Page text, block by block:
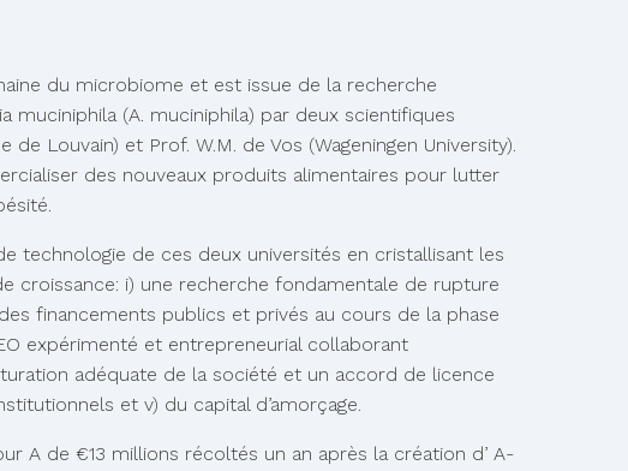
du microbiome et est issue de la recherche
muciniphila (A. muciniphila) par deux scientifiques
Louvain) et Prof. W.M. de Vos (Wageningen University).
des nouveaux produits alimentaires pour lutter
technologie de ces deux universités en cristallisant les
croissance: i) une recherche fondamentale de rupture
financements publics et privés au cours de la phase
expérimenté et entrepreneurial collaborant
adéquate de la société et un accord de licence
et v) du capital d’amorçage.
A de €13 millions récoltés un an après la création d’ A-